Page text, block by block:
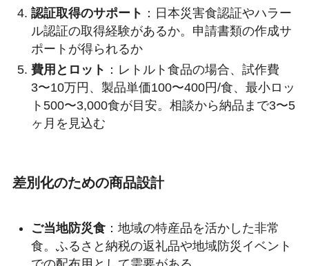
認証取得のサポート ：日本災害食認証やハラー
ル認証の取得経験があるか。申請書類の作成サ
ポートが得られるか
費用とロット ：レトルト食品の場合、試作費
3〜10万円、製品単価100〜400円/食、最小ロッ
ト500〜3,000食が目安。相談から納品まで3〜5
ヶ月を見込む
差別化のための商品設計
ご当地防災食：地域の特産品を活かした非常
食。ふるさと納税の返礼品や地域防災イベント